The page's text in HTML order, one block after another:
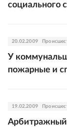
социального
20.02.2009
У
пожарные и
19.02.2009
Арбитражный